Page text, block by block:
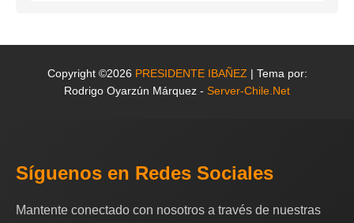
Copyright ©2026 PRESIDENTE IBAÑEZ | Tema por:
Rodrigo Oyarzún Márquez - Server-Chile.Net
Síguenos en Redes Sociales
Mantente conectado con nosotros a través de nuestras